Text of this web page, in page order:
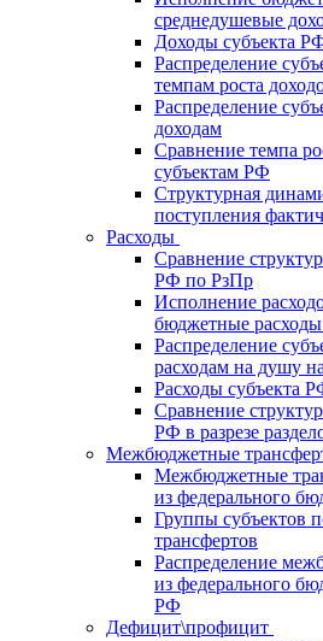
среднедушевые
Доходы субъекта
Распределение
темпам роста
Распределение
доходам
Сравнение темпа
субъектам РФ
Структурная
поступления
Расходы
Сравнение
РФ по РзПр
Исполнение
бюджетные
Распределение
расходам на душу
Расходы субъекта
Сравнение
РФ в разрезе
Межбюджетные
Межбюджетные
из федерального
Группы субъектов
трансфертов
Распределение
из федерального
РФ
Дефицит\профицит